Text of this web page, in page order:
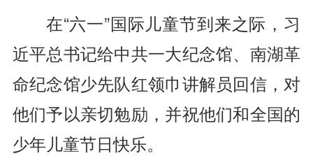
在“六一”国际儿童节到来之际，习
近平总书记给中共一大纪念馆、南湖革
命纪念馆少先队红领巾讲解员回信，对
他们予以亲切勉励，并祝他们和全国的
少年儿童节日快乐。